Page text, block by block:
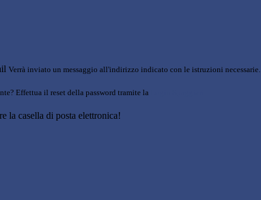
Verrà inviato un messaggio all'indirizzo indicato con le istruzioni necessarie.
Effettua il reset della password tramite la
la casella di posta elettronica!